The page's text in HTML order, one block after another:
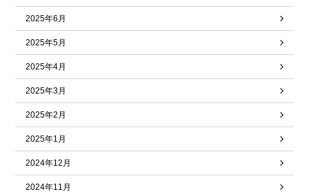
2025年6月
2025年5月
2025年4月
2025年3月
2025年2月
2025年1月
2024年12月
2024年11月